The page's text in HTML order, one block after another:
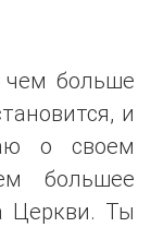
чем больше
и
о своем
большее
Церкви. Ты